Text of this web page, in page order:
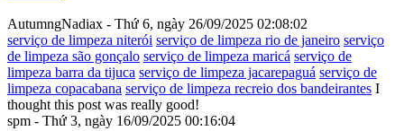
AutumngNadiax - Thứ 6, ngày 26/09/2025 02:08:02
serviço de limpeza niterói serviço de limpeza rio de janeiro serviço
de limpeza são gonçalo serviço de limpeza maricá serviço de
limpeza barra da tijuca serviço de limpeza jacarepaguá serviço de
limpeza copacabana serviço de limpeza recreio dos bandeirantes I
thought this post was really good!
spm - Thứ 3, ngày 16/09/2025 00:16:04